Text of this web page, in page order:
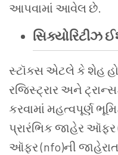
આપવામાં આવેલ છે.
સિક્યોરિટીઝ
સ્ટૉક્સ એટલે કે શેહ
રજિસ્ટ્રાર અને
કરવામાં મહત્વપૂર્ણ
પ્રારંભિક જાહેર
ઑફર (nfo)ની